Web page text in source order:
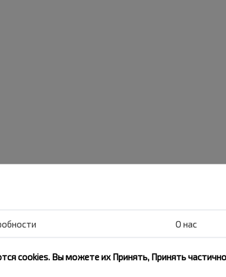
О нас
cookies. Вы можете их Принять, Принять